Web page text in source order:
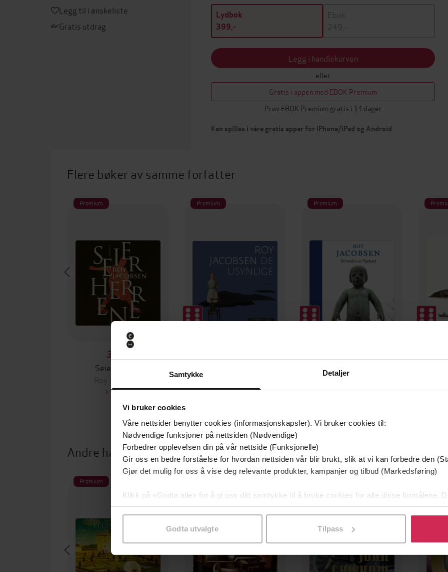
Samtykke Detaljer
Vi bruker cookies
Våre nettsider benytter cookies (informasjonskapsler). Vi bruker cookies til:
Nødvendige funksjoner på nettsiden (Nødvendige)
Forbedrer opplevelsen din på vår nettside (Funksjonelle)
Gir oss en bedre forståelse for hvordan nettsiden vår blir brukt, slik at vi kan forbedre den
Gjør det mulig for oss å vise deg relevante produkter, kampanjer og tilbud (Markedsføring)
Klikk på «Godta alle» for å gi oss ditt samtykke til å bruke cookies for alle disse formålene.
samtykke til spesifikke formål ved å klikke på «Tilpass». Du kan når som helst trekke
Godta utvalgte Tilpass
Legg til i ønskeliste
Gratis utdrag
Lydbok
399,-
Ebok
249,-
Legg i handlekurven
eller
Gratis i appen med EBOK Premium
Prøv EBOK Premium gratis i 14 dager
Kan spilles i våre gratis apper for iPhone/iPad og Android
Flere bøker av samme forfatter
Premium
399,-
Seierherrene
Roy Jacobsen
LYDBOK
Premium
LYDBOK
Premium
På randen av Vigeland
Roy Jacobsen
LYDBOK
Andre har også kjøpt
Premium